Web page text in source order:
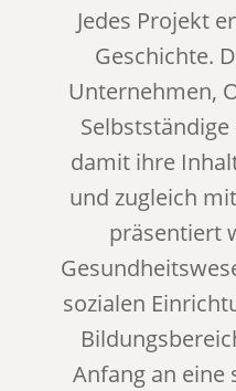
Jedes Projekt
Geschichte.
Unternehmen,
damit ihre
und zugleich
präsentiert
sozialen
Anfang an